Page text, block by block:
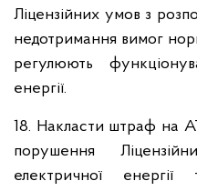
Ліцензійних умов з
недотримання вимог
регулюють
енергії.
18. Накласти штраф на
порушення
електричної